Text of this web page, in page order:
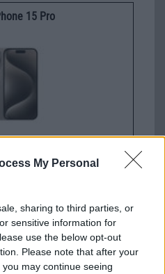
My Personal
sharing to third parties, or
sensitive information for
use the below opt-out
Please note that after your
may continue seeing
15 Pro
Ft (új)